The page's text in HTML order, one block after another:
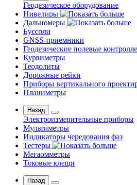
Геодезическое оборудование
Нивелиры
Дальномеры
Буссоли
GNSS-приемники
Геодезические полевые
Курвиметры
Теодолиты
Дорожные рейки
Приборы вертикального
Планиметры
Назад
Электроизмерительные приборы
Мультиметры
Индикаторы чередования фаз
Тестеры
Мегаомметры
Токовые клещи
Назад